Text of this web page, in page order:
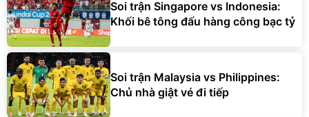
Soi trận Singapore vs Indonesia:
Khối bê tông đấu hàng công bạc tỷ
Soi trận Malaysia vs Philippines:
Chủ nhà giật vé đi tiếp